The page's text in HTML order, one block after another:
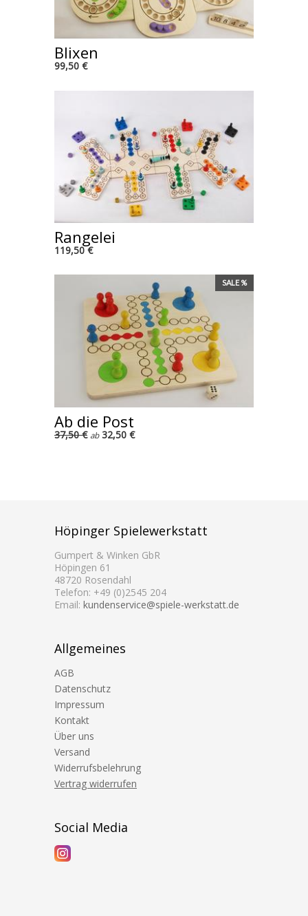
Blixen
99,50 €
Rangelei
119,50 €
SALE %
Ab die Post
37,50 € ab32,50 €
Höpinger Spielewerkstatt
Gumpert & Winken GbR
Höpingen 61
48720 Rosendahl
Telefon: +49 (0)2545 204
Email: kundenservice@spiele-werkstatt.de
Allgemeines
AGB
Datenschutz
Impressum
Kontakt
Über uns
Versand
Widerrufsbelehrung
Vertrag widerrufen
Social Media